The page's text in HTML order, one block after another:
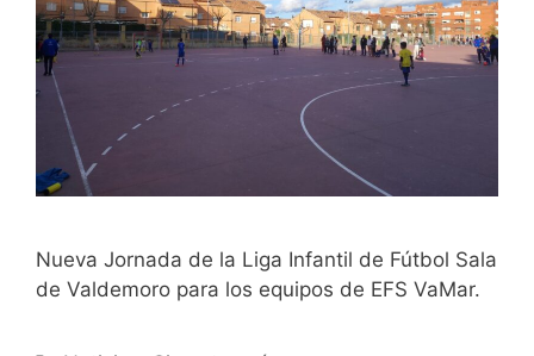
Nueva Jornada de la Liga Infantil de Fútbol Sala
de Valdemoro para los equipos de EFS VaMar.